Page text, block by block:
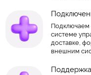
Подключаем
системе
доставке,
внешним
Поддержка